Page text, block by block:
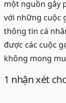
một nguồn gây
với những cuộc
thông tin cá
được các cuộc
không mong
1 nhận xét